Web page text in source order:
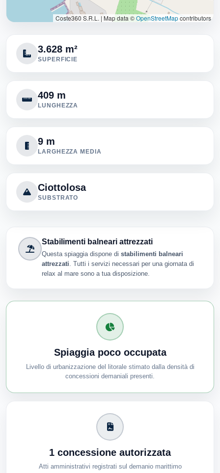
Coste360 S.R.L. | Map data ©OpenStreetMapcontributors
3.628 m²
SUPERFICIE
409 m
LUNGHEZZA
9 m
LARGHEZZA MEDIA
Ciottolosa
SUBSTRATO
Stabilimenti balneari attrezzati
Questa spiaggia dispone di stabilimenti balneari
attrezzati. Tutti i servizi necessari per una giornata di
relax al mare sono a tua disposizione.
Spiaggia poco occupata
Livello di urbanizzazione del litorale stimato dalla densità di
concessioni demaniali presenti.
1 concessione autorizzata
Atti amministrativi registrati sul demanio marittimo